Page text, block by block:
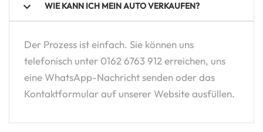
WIE KANN ICH MEIN AUTO VERKAUFEN?
Der Prozess ist einfach. Sie können uns
telefonisch unter 0162 6763 912 erreichen, uns
eine WhatsApp-Nachricht senden oder das
Kontaktformular auf unserer Website ausfüllen.